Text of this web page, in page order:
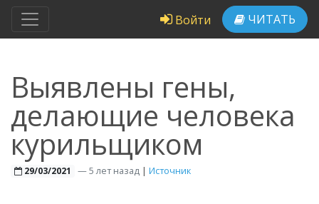
Войти ЧИТАТЬ
Выявлены гены,
делающие человека
курильщиком
29/03/2021 —5 лет назад | Источник